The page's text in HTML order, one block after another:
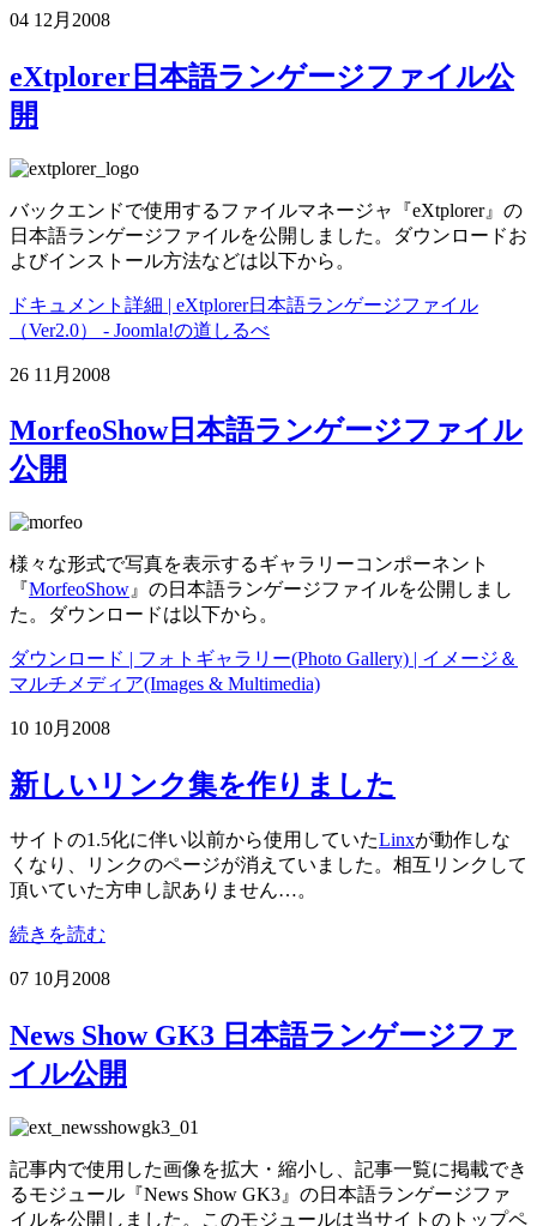
04 12月 2008
eXtplorer日本語ランゲージファイル公
開
バックエンドで使用するファイルマネージャ『eXtplorer』の
日本語ランゲージファイルを公開しました。ダウンロードお
よびインストール方法などは以下から。
ドキュメント詳細 | eXtplorer日本語ランゲージファイル
（Ver2.0） - Joomla!の道しるべ
26 11月 2008
MorfeoShow日本語ランゲージファイル
公開
様々な形式で写真を表示するギャラリーコンポーネント
『MorfeoShow 』の日本語ランゲージファイルを公開しまし
た。ダウンロードは以下から。
ダウンロード | フォトギャラリー(Photo Gallery) | イメージ＆
マルチメディア(Images & Multimedia)
10 10月 2008
新しいリンク集を作りました
サイトの1.5化に伴い以前から使用していたLinxが動作しな
くなり、リンクのページが消えていました。相互リンクして
頂いていた方申し訳ありません…。
続きを読む
07 10月 2008
News Show GK3 日本語ランゲージファ
イル公開
記事内で使用した画像を拡大・縮小し、記事一覧に掲載でき
るモジュール『News Show GK3』の日本語ランゲージファ
イルを公開しました。このモジュールは当サイトのトップペ